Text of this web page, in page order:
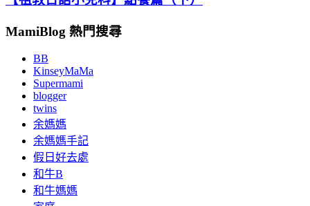
MamiBlog 熱門搜尋
BB
KinseyMaMa
Supermami
blogger
twins
余媽媽
余媽媽手記
假日好去處
和牛B
和牛媽媽